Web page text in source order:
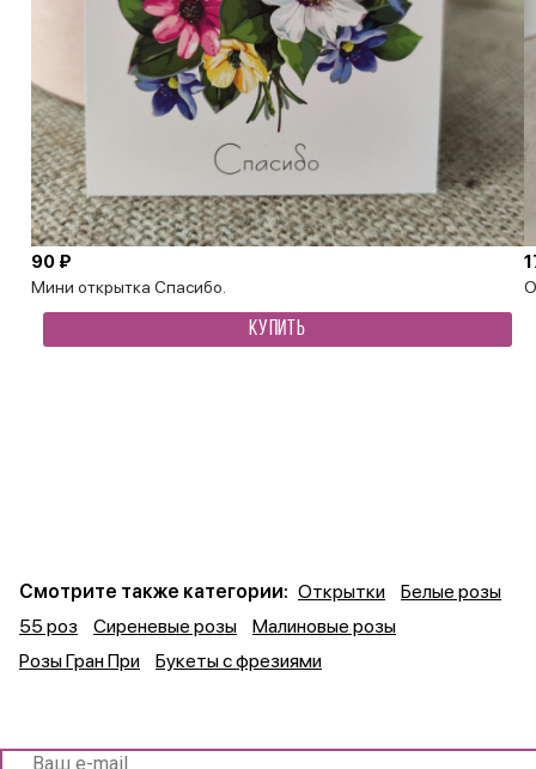
Мини открытка Спасибо.
90 ₽
КУПИТЬ
Смотрите также категории: Открытки
Белые розы
55 роз
Сиреневые розы
Малиновые розы
Розы Гран При
Букеты с фрезиями